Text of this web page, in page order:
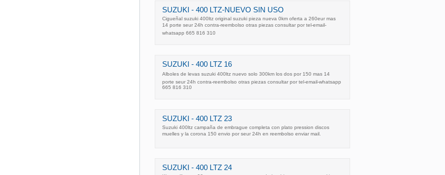
SUZUKI - 400 LTZ-NUEVO SIN USO
Cigueñal suzuki 400ltz original suzuki pieza nueva 0km oferta a 260eur mas
14 porte seur 24h contra-reembolso otras piezas consultar por tel-email-
whatsapp 665 816 310
SUZUKI - 400 LTZ 16
Alboles de levas suzuki 400ltz nuevo solo 300km los dos por 150 mas 14
porte seur 24h contra-reembolso otras piezas consultar por tel-email-whatsapp
665 816 310
SUZUKI - 400 LTZ 23
Suzuki 400ltz campaña de embrague completa con plato pression discos
muelles y la corona 150 envio por seur 24h en reembolso enviar mail.
SUZUKI - 400 LTZ 24